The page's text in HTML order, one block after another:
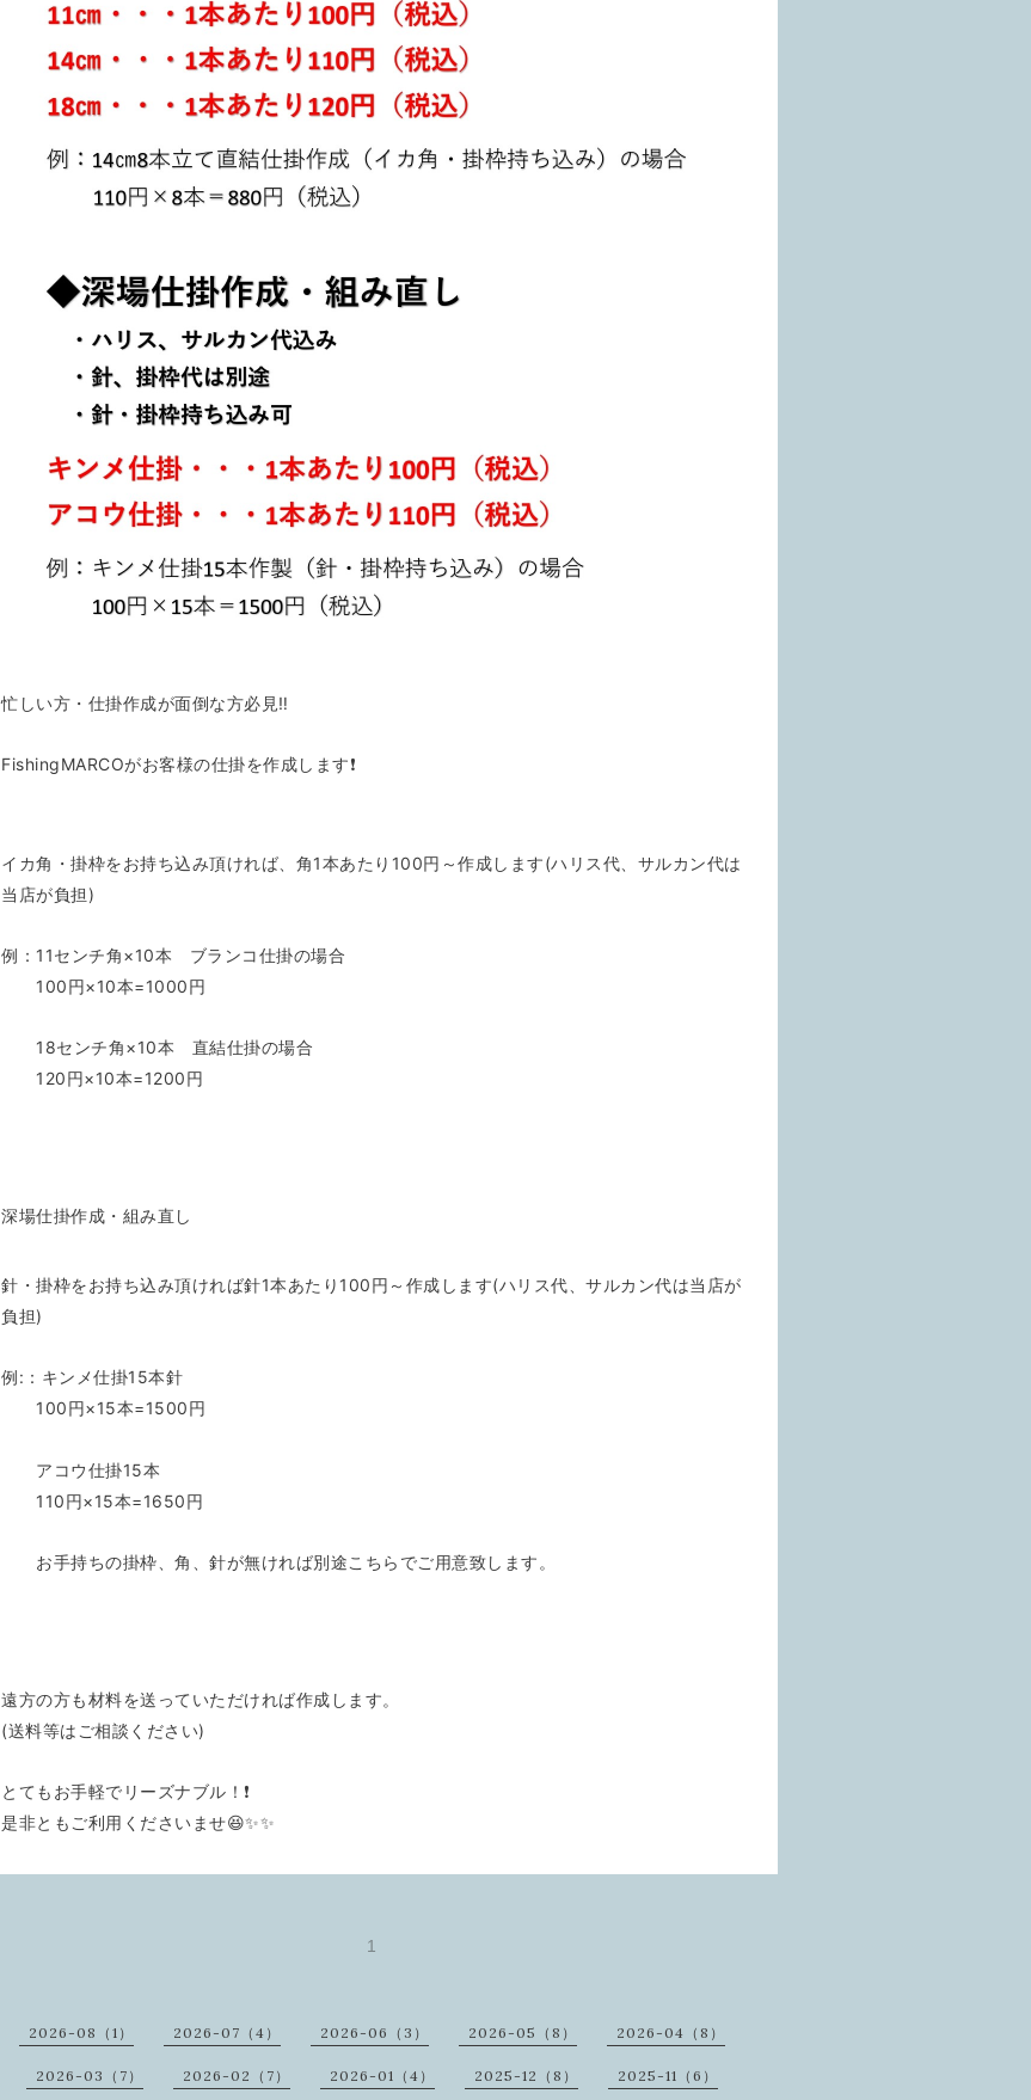
忙しい方・仕掛作成が面倒な方必見‼️
FishingMARCOがお客様の仕掛を作成します❗
イカ角・掛枠をお持ち込み頂ければ、角1本あたり100円～作成します(ハリス代、サルカン代は
当店が負担)
例：11センチ角×10本 ブランコ仕掛の場合
100円×10本=1000円
18センチ角×10本 直結仕掛の場合
120円×10本=1200円
深場仕掛作成・組み直し
針・掛枠をお持ち込み頂ければ針1本あたり100円～作成します(ハリス代、サルカン代は当店が
負担)
例:：キンメ仕掛15本針
100円×15本=1500円
アコウ仕掛15本
110円×15本=1650円
お手持ちの掛枠、角、針が無ければ別途こちらでご用意致します。
遠方の方も材料を送っていただければ作成します。
(送料等はご相談ください)
とてもお手軽でリーズナブル！❗
是非ともご利用くださいませ😆✨✨
1
2026-08（1） 2026-07（4） 2026-06（3） 2026-05（8） 2026-04（8）
2026-03（7） 2026-02（7） 2026-01（4） 2025-12（8） 2025-11（6）